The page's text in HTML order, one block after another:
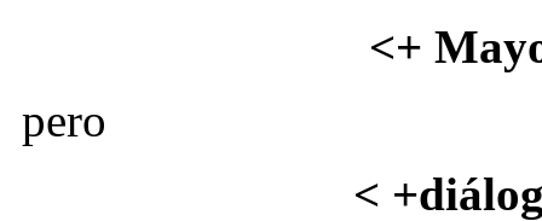
<+
pero
<